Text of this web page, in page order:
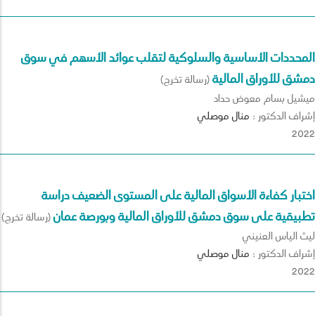
المحددات الأساسية والسلوكية لتقلب عوائد الأسهم في سوق
دمشق للأوراق المالية(رسالة تخرج)
ميشيل بسام معوض حداد
إشراف الدكتور : منال موصلي
2022
اختبار كفاءة الأسواق المالية على المستوى الضعيف دراسة
تطبيقية على سوق دمشق للأوراق المالية وبورصة عمان(رسالة تخرج)
ليث الياس العنيني
إشراف الدكتور : منال موصلي
2022